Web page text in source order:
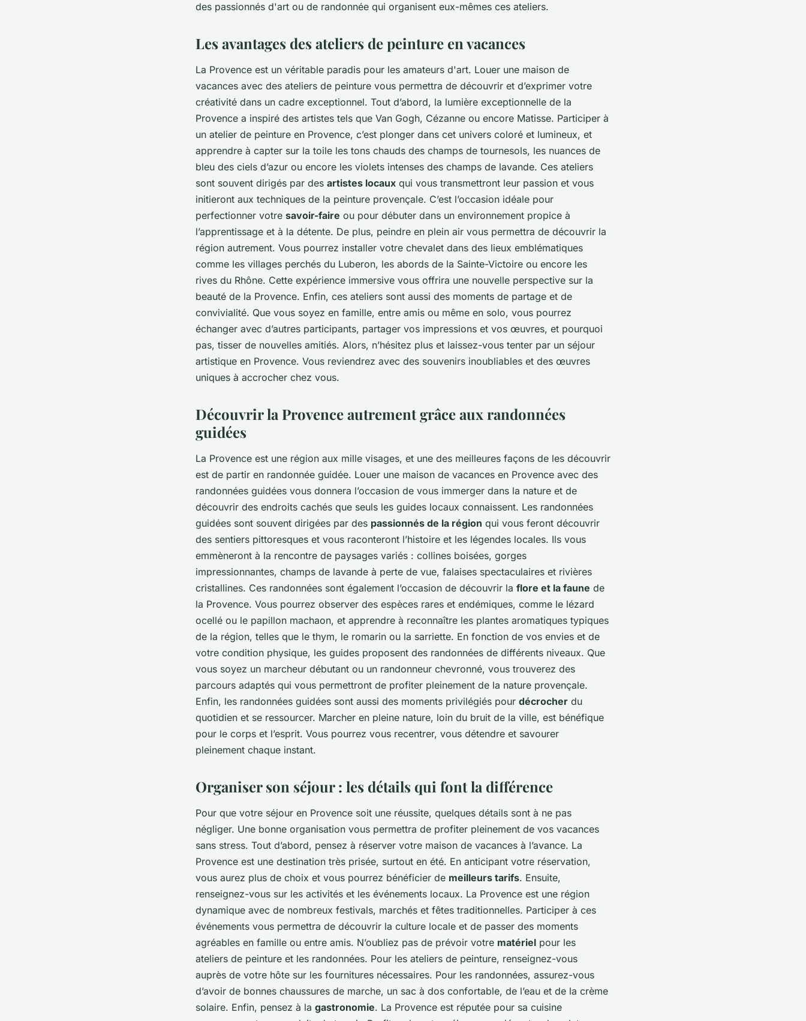
des passionnés d'art ou de randonnée qui organisent eux-mêmes ces ateliers.
Les avantages des ateliers de peinture en vacances
La Provence est un véritable paradis pour les amateurs d'art. Louer une maison de
vacances avec des ateliers de peinture vous permettra de découvrir et d’exprimer votre
créativité dans un cadre exceptionnel. Tout d’abord, la lumière exceptionnelle de la
Provence a inspiré des artistes tels que Van Gogh, Cézanne ou encore Matisse. Participer à
un atelier de peinture en Provence, c’est plonger dans cet univers coloré et lumineux, et
apprendre à capter sur la toile les tons chauds des champs de tournesols, les nuances de
bleu des ciels d’azur ou encore les violets intenses des champs de lavande. Ces ateliers
sont souvent dirigés par des artistes locaux qui vous transmettront leur passion et vous
initieront aux techniques de la peinture provençale. C’est l’occasion idéale pour
perfectionner votre savoir-faire ou pour débuter dans un environnement propice à
l’apprentissage et à la détente. De plus, peindre en plein air vous permettra de découvrir la
région autrement. Vous pourrez installer votre chevalet dans des lieux emblématiques
comme les villages perchés du Luberon, les abords de la Sainte-Victoire ou encore les
rives du Rhône. Cette expérience immersive vous offrira une nouvelle perspective sur la
beauté de la Provence. Enfin, ces ateliers sont aussi des moments de partage et de
convivialité. Que vous soyez en famille, entre amis ou même en solo, vous pourrez
échanger avec d’autres participants, partager vos impressions et vos œuvres, et pourquoi
pas, tisser de nouvelles amitiés. Alors, n’hésitez plus et laissez-vous tenter par un séjour
artistique en Provence. Vous reviendrez avec des souvenirs inoubliables et des œuvres
uniques à accrocher chez vous.
Découvrir la Provence autrement grâce aux randonnées
guidées
La Provence est une région aux mille visages, et une des meilleures façons de les découvrir
est de partir en randonnée guidée. Louer une maison de vacances en Provence avec des
randonnées guidées vous donnera l’occasion de vous immerger dans la nature et de
découvrir des endroits cachés que seuls les guides locaux connaissent. Les randonnées
guidées sont souvent dirigées par des passionnés de la région qui vous feront découvrir
des sentiers pittoresques et vous raconteront l’histoire et les légendes locales. Ils vous
emmèneront à la rencontre de paysages variés : collines boisées, gorges
impressionnantes, champs de lavande à perte de vue, falaises spectaculaires et rivières
cristallines. Ces randonnées sont également l’occasion de découvrir la flore et la faune de
la Provence. Vous pourrez observer des espèces rares et endémiques, comme le lézard
ocellé ou le papillon machaon, et apprendre à reconnaître les plantes aromatiques typiques
de la région, telles que le thym, le romarin ou la sarriette. En fonction de vos envies et de
votre condition physique, les guides proposent des randonnées de différents niveaux. Que
vous soyez un marcheur débutant ou un randonneur chevronné, vous trouverez des
parcours adaptés qui vous permettront de profiter pleinement de la nature provençale.
Enfin, les randonnées guidées sont aussi des moments privilégiés pour décrocher du
quotidien et se ressourcer. Marcher en pleine nature, loin du bruit de la ville, est bénéfique
pour le corps et l’esprit. Vous pourrez vous recentrer, vous détendre et savourer
pleinement chaque instant.
Organiser son séjour : les détails qui font la différence
Pour que votre séjour en Provence soit une réussite, quelques détails sont à ne pas
négliger. Une bonne organisation vous permettra de profiter pleinement de vos vacances
sans stress. Tout d’abord, pensez à réserver votre maison de vacances à l’avance. La
Provence est une destination très prisée, surtout en été. En anticipant votre réservation,
vous aurez plus de choix et vous pourrez bénéficier de meilleurs tarifs. Ensuite,
renseignez-vous sur les activités et les événements locaux. La Provence est une région
dynamique avec de nombreux festivals, marchés et fêtes traditionnelles. Participer à ces
événements vous permettra de découvrir la culture locale et de passer des moments
agréables en famille ou entre amis. N’oubliez pas de prévoir votre matériel pour les
ateliers de peinture et les randonnées. Pour les ateliers de peinture, renseignez-vous
auprès de votre hôte sur les fournitures nécessaires. Pour les randonnées, assurez-vous
d’avoir de bonnes chaussures de marche, un sac à dos confortable, de l’eau et de la crème
solaire. Enfin, pensez à la gastronomie. La Provence est réputée pour sa cuisine